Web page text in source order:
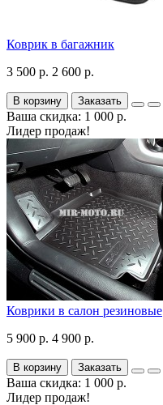
Коврик в багажник
3 500 р. 2 600 р.
В корзину Заказать
Ваша скидка: 1 000 р.
Лидер продаж!
Коврики в салон резиновые
5 900 р. 4 900 р.
В корзину Заказать
Ваша скидка: 1 000 р.
Лидер продаж!